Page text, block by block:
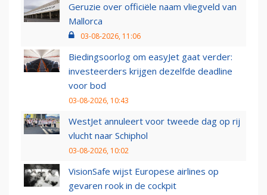
Geruzie over officiële naam vliegveld van
Mallorca
03-08-2026, 11:06
Biedingsoorlog om easyJet gaat verder:
investeerders krijgen dezelfde deadline
voor bod
03-08-2026, 10:43
WestJet annuleert voor tweede dag op rij
vlucht naar Schiphol
03-08-2026, 10:02
VisionSafe wijst Europese airlines op
gevaren rook in de cockpit